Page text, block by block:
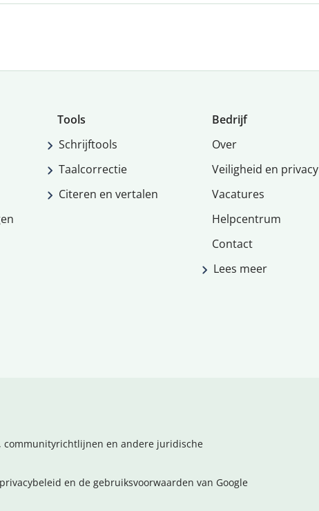
Tools
Schrijftools
Taalcorrectie
Citeren en vertalen
Bedrijf
Over
Veiligheid en privacy
Vacatures
Helpcentrum
Contact
Lees meer
communityrichtlijnen en andere juridische
en de gebruiksvoorwaarden van Google